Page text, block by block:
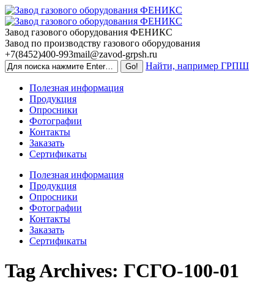
Skip
to
content
Завод газового оборудования ФЕНИКС
Завод по производству газового оборудования
+7(8452)400-993mail@zavod-grpsh.ru
Найти, например ГРПШ
Полезная информация
Продукция
Опросники
Фотографии
Контакты
Заказать
Сертификаты
Полезная информация
Продукция
Опросники
Фотографии
Контакты
Заказать
Сертификаты
Tag Archives: ГСГО-100-01